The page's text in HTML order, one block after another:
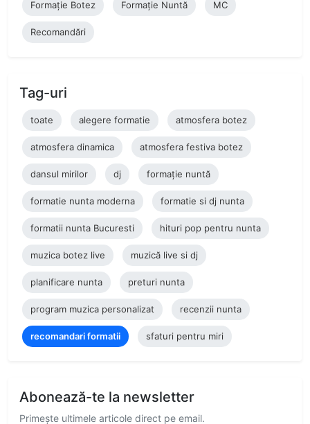
Formație Botez Formație Nuntă MC
Recomandări
Tag-uri
toate alegere formatie atmosfera botez
atmosfera dinamica atmosfera festiva botez
dansul mirilor dj formație nuntă
formatie nunta moderna formatie si dj nunta
formatii nunta Bucuresti hituri pop pentru nunta
muzica botez live muzică live si dj
planificare nunta preturi nunta
program muzica personalizat recenzii nunta
recomandari formatii sfaturi pentru miri
Abonează-te la newsletter
Primește ultimele articole direct pe email.